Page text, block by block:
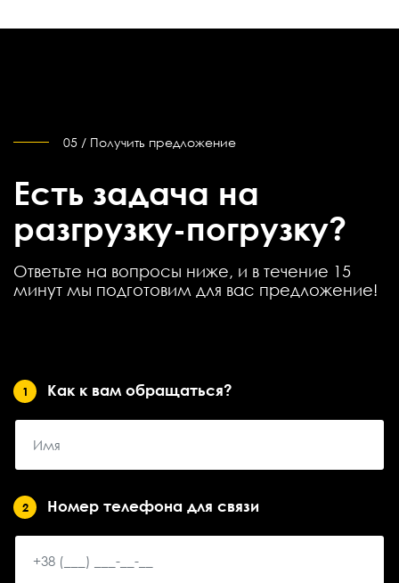
05 / Получить предложение
Есть задача на
разгрузку-погрузку?
Ответьте на вопросы ниже, и в течение 15
минут мы подготовим для вас предложение!
1 Как к вам обращаться?
2 Номер телефона для связи